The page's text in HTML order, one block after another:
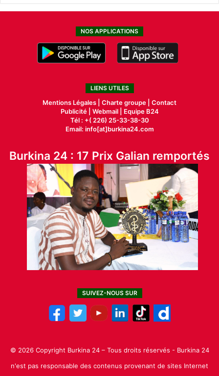
NOS APPLICATIONS
LIENS UTILES
Mentions Légales | Charte groupe | Contact
Publicité| Webmail |
Equipe B24
Tél : +( 226) 25-33-38-30
Email: info[at]burkina24.com
Burkina 24 : 17 Prix Galian remportés
SUIVEZ-NOUS SUR
© 2026 Copyright Burkina 24 – Tous droits réservés - Burkina 24
n'est pas responsable des contenus provenant de sites Internet